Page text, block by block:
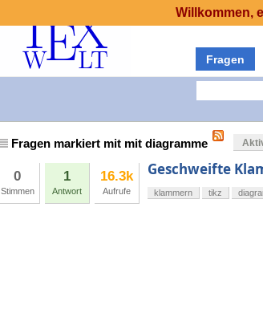
Fragen
Fragen markiert mit mit diagramme
0
Stimmen
1
Antwort
16.3k
Aufrufe
Geschweifte
klammern tikz
Willkommen,